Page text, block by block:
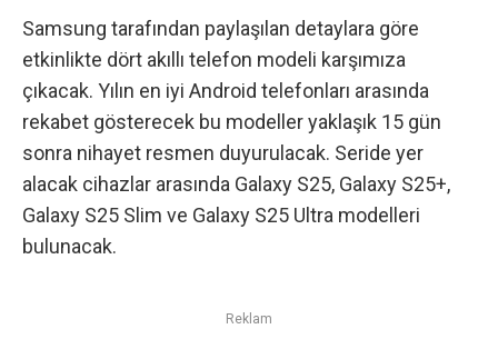
Samsung tarafından paylaşılan detaylara göre
etkinlikte dört akıllı telefon modeli karşımıza
çıkacak. Yılın en iyi Android telefonları arasında
rekabet gösterecek bu modeller yaklaşık 15 gün
sonra nihayet resmen duyurulacak. Seride yer
alacak cihazlar arasında Galaxy S25, Galaxy S25+,
Galaxy S25 Slim ve Galaxy S25 Ultra modelleri
bulunacak.
Reklam